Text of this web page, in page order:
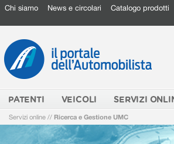
Chi siamo News e circolari Catalogo prodotti
PATENTI VEICOLI SERVIZI
Servizi online // Ricerca e Gestione UMC